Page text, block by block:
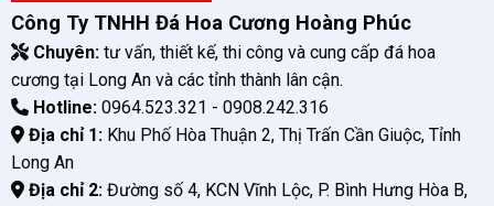
Công Ty TNHH Đá Hoa Cương Hoàng Phúc
Chuyên:tư vấn, thiết kế, thi công và cung cấp đá hoa
cương tại Long An và các tỉnh thành lân cận.
Hotline:0964.523.321 - 0908.242.316
Địa chỉ 1:Khu Phố Hòa Thuận 2, Thị Trấn Cần Giuộc, Tỉnh
Long An
Địa chỉ 2:Đường số 4, KCN Vĩnh Lộc, P. Bình Hưng Hòa B,